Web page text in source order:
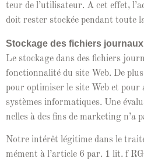
teur de l’u­til­isa­teur. A cet effet,
doit rester stock­ée pen­dant toute
Stock­age des fichiers jour­naux
Le stock­age dans des fichiers
fonc­tion­nal­ité du site Web. De
pour opti­miser le site Web et pour
sys­tèmes infor­ma­tiques. Une
nelles à des fins de mar­ket­ing n’a
Notre intérêt légitime dans le
mé­ment à l’ar­ti­cle 6 par. 1 lit. f